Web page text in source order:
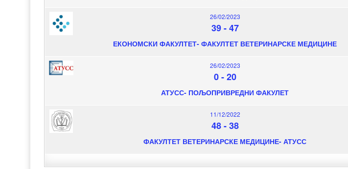
26/02/2023
39-47
ЕКОНОМСКИ ФАКУЛТЕТ- ФАКУЛТЕТ ВЕТЕРИНАРСКЕ МЕДИЦИНЕ
26/02/2023
0-20
АТУСС- ПОЉОПРИВРЕДНИ ФАКУЛЕТ
11/12/2022
48-38
ФАКУЛТЕТ ВЕТЕРИНАРСКЕ МЕДИЦИНЕ- АТУСС